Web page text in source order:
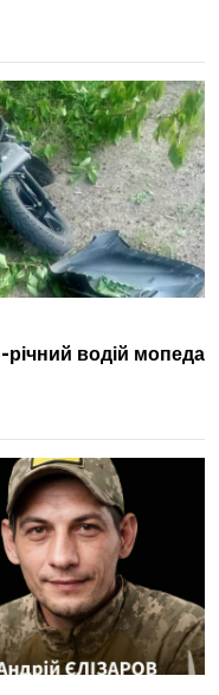
річний водій мопеда